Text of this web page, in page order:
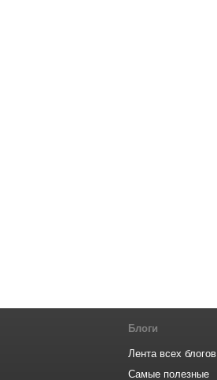
Блоги
Лента всех блогов
Самые полезные